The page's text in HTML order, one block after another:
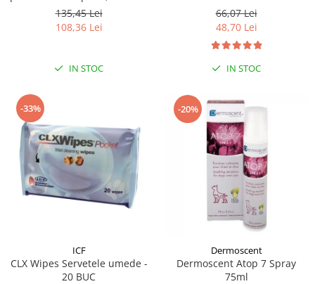
4 pipete
135,45 Lei
108,36 Lei
IN STOC
66,07 Lei
48,70 Lei
IN STOC
-33%
ICF
CLX Wipes Servetele umede -
20 BUC
-20%
Dermoscent
Dermoscent Atop 7 Spray
75ml